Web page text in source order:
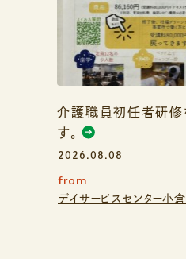
介護職員初任者研修
す。
2026.08.08
from
デイサービスセンター小